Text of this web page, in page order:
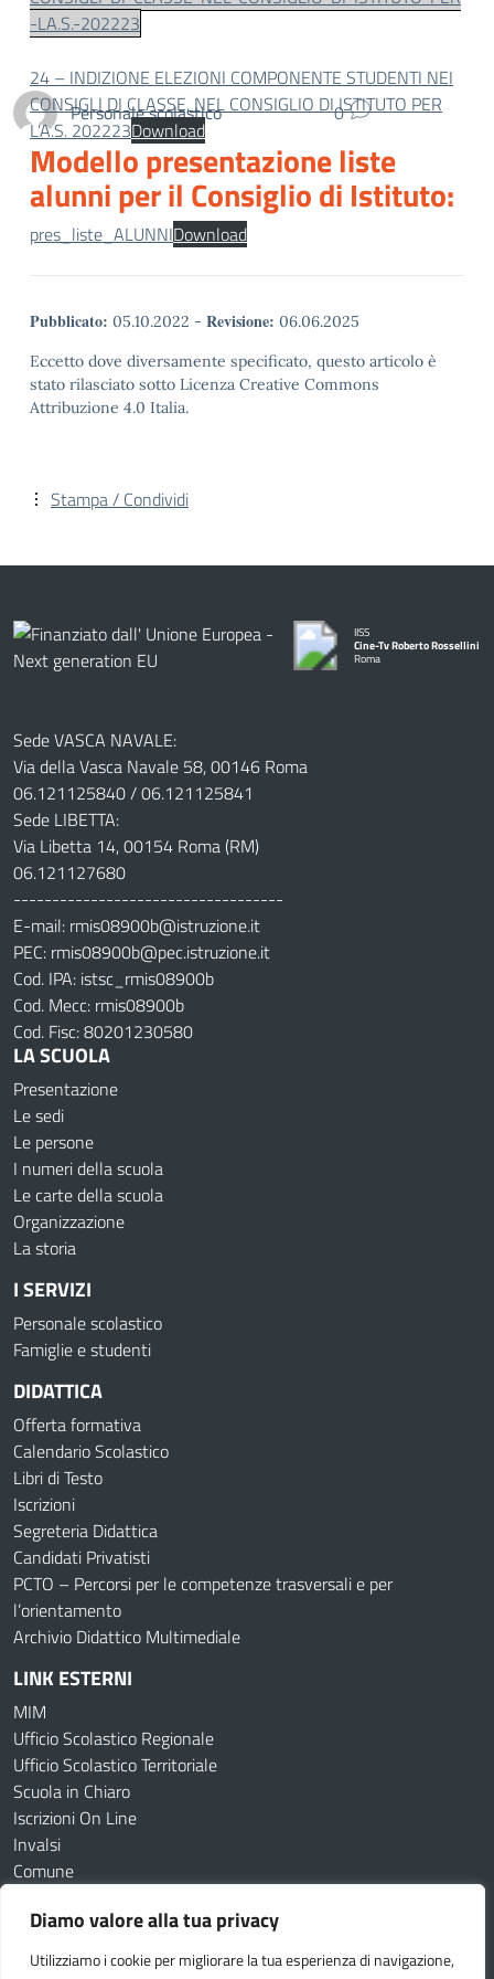
Diamo valore alla tua privacy
Utilizziamo i cookie per migliorare la tua esperienza di navigazione,
Personale scolastico 0
-LA.S.-202223
24 – INDIZIONE ELEZIONI COMPONENTE STUDENTI NEI
CONSIGLI DI CLASSE, NEL CONSIGLIO DI ISTITUTO PER
L’A.S. 202223Download
Modello presentazione liste
alunni per il Consiglio di Istituto:
pres_liste_ALUNNIDownload
Pubblicato: 05.10.2022 - Revisione: 06.06.2025
Eccetto dove diversamente specificato, questo articolo è
stato rilasciato sotto Licenza Creative Commons
Attribuzione 4.0 Italia.
Stampa / Condividi
IISS
Cine-Tv Roberto Rossellini
Roma
Sede VASCA NAVALE:
Via della Vasca Navale 58, 00146 Roma
06.121125840 / 06.121125841
Sede LIBETTA:
Via Libetta 14, 00154 Roma (RM)
06.121127680
-----------------------------------
E-mail: rmis08900b@istruzione.it
PEC: rmis08900b@pec.istruzione.it
Cod. IPA: istsc_rmis08900b
Cod. Mecc: rmis08900b
Cod. Fisc: 80201230580
LA SCUOLA
Presentazione
Le sedi
Le persone
I numeri della scuola
Le carte della scuola
Organizzazione
La storia
I SERVIZI
Personale scolastico
Famiglie e studenti
DIDATTICA
Offerta formativa
Calendario Scolastico
Libri di Testo
Iscrizioni
Segreteria Didattica
Candidati Privatisti
PCTO – Percorsi per le competenze trasversali e per
l’orientamento
Archivio Didattico Multimediale
LINK ESTERNI
MIM
Ufficio Scolastico Regionale
Ufficio Scolastico Territoriale
Scuola in Chiaro
Iscrizioni On Line
Invalsi
Comune
Amministrazione TrasparenteAlbo online
Dichiarazione di accessibilitàObiettivi di accessibilità